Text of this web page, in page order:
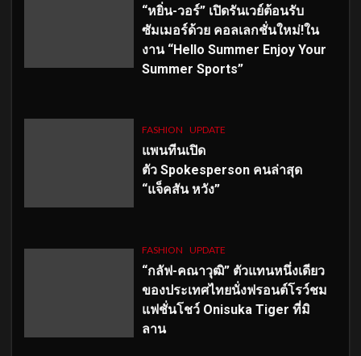
“หยิ่น-วอร์” เปิดรันเวย์ต้อนรับ
ซัมเมอร์ด้วย คอลเลกชั่นใหม่!ใน
งาน “Hello Summer Enjoy Your
Summer Sports”
FASHION UPDATE
แพนทีนเปิด
ตัว Spokesperson คนล่าสุด
“แจ็คสัน หวัง”
FASHION UPDATE
“กลัฟ-คณาวุฒิ” ตัวแทนหนึ่งเดียว
ของประเทศไทยนั่งฟรอนต์โรว์ชม
แฟชั่นโชว์ Onisuka Tiger ที่มิ
ลาน